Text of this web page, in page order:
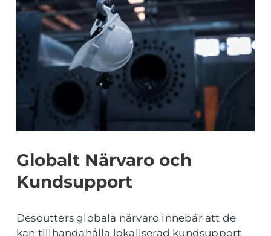
Globalt Närvaro och
Kundsupport
Desoutters globala närvaro innebär att de
kan tillhandahålla lokaliserad kundsupport